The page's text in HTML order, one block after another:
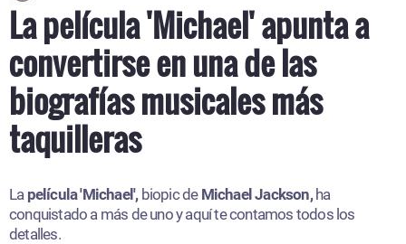
La película 'Michael' apunta a
convertirse en una de las
biografías musicales más
taquilleras
La película 'Michael', biopic de Michael Jackson,ha
conquistado a más de uno y aquí te contamos todos los
detalles.